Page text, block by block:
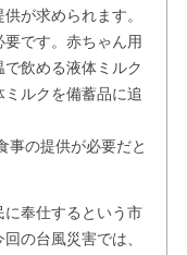
が求められます。
です。赤ちゃん用
飲める液体ミルク
ルクを備蓄品に追
の提供が必要だと
奉仕するという市
の台風災害では、